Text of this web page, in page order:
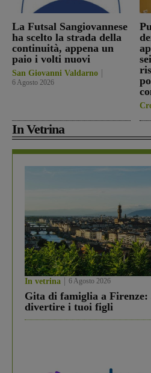
La Futsal Sangiovannese
ha scelto la strada della
continuità, appena un
paio i volti nuovi
San Giovanni Valdarno
6 Agosto 2026
In Vetrina
In vetrina 6 Agosto 2026
Gita di famiglia a Firenze:
divertire i tuoi figli